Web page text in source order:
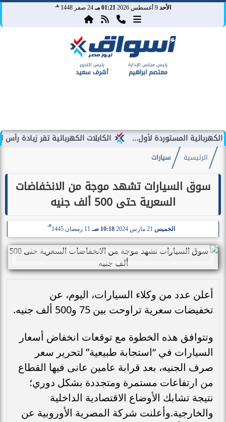
الأحد 01:21 مـ 24 صفر 1448 هـ
رئيس مجلس الإدارة
معتصم ابراهيم
رئيس التحرير
أشرف سعيد
الكابلات الكهربائية تقر زيادة رأس المال المصدر إلى 1.31
الرئيسية سيارات
سوق السيارات تشهد موجة من الانخفاضات
السعرية حتى 500 ألف جنيه
الخميس 10:18 صـ 11 رمضان 1445
هـ
أعلن عدد من وكلاء السيارات، اليوم، عن
تخفيضات سعرية تراوحت بين 75 و500 ألف جنيه.
وتتوافق هذه الخطوة مع توقعات انخفاض أسعار
السيارات في “استجابة طبيعية” لتحرير سعر
صرف الجنيه، بعد قرابة عامين عانى فيها القطاع
من ارتفاعات مستمرة ومتجددة بشكل دوري؛
نتيجة تشابك الأوضاع الاقتصادية الداخلية
والخارجية.وأعلنت شركة المصرية الأوروبية عن